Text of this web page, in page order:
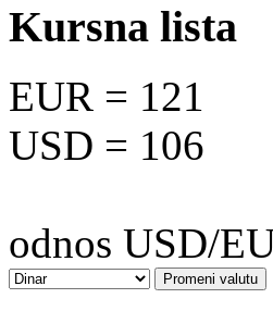
Kursna lista
EUR = 121
USD = 106
odnos USD/